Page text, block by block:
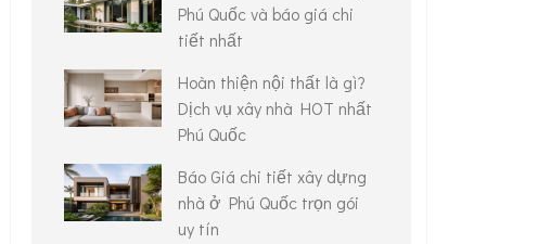
Phú Quốc và báo giá chi
tiết nhất
Hoàn thiện nội thất là gì?
Dịch vụ xây nhà HOT nhất
Phú Quốc
Báo Giá chi tiết xây dựng
nhà ở Phú Quốc trọn gói
uy tín